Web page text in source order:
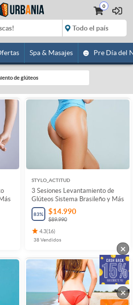
0
Spa & Masajes Pre Día del
de glúteos
STYLO_ACTITUD
3 Sesiones Levantamiento de
Glúteos Sistema Brasileño y Más
83% $14.990
$89.990
4.3(16)
38Vendidos
×
×